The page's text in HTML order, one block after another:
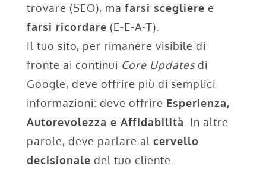
trovare (SEO), ma farsi scegliere e
farsi ricordare (E-E-A-T).
Il tuo sito, per rimanere visibile di
fronte ai continui Core Updatesdi
Google, deve offrire più di semplici
informazioni: deve offrire Esperienza,
Autorevolezza e Affidabilità . In altre
parole, deve parlare al cervello
decisionale del tuo cliente.